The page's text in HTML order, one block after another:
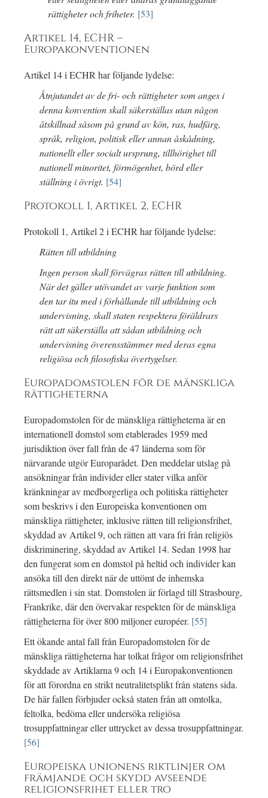
rättigheter och friheter. [53]
Artikel 14, ECHR –
Europakonventionen
Artikel 14 i ECHR har följande lydelse:
Åtnjutandet av de fri- och rättigheter som anges i
denna konvention skall säkerställas utan någon
åtskillnad såsom på grund av kön, ras, hudfärg,
språk, religion, politisk eller annan åskådning,
nationellt eller socialt ursprung, tillhörighet till
nationell minoritet, förmögenhet, börd eller
ställning i övrigt. [54]
Protokoll 1, Artikel 2, ECHR
Protokoll 1, Artikel 2 i ECHR har följande lydelse:
Rätten till utbildning
Ingen person skall förvägras rätten till utbildning.
När det gäller utövandet av varje funktion som
den tar itu med i förhållande till utbildning och
undervisning, skall staten respektera föräldrars
rätt att säkerställa att sådan utbildning och
undervisning överensstämmer med deras egna
religiösa och filosofiska övertygelser.
Europadomstolen för de mänskliga
rättigheterna
Europadomstolen för de mänskliga rättigheterna är en
internationell domstol som etablerades 1959 med
jurisdiktion över fall från de 47 länderna som för
närvarande utgör Europarådet. Den meddelar utslag på
ansökningar från individer eller stater vilka anför
kränkningar av medborgerliga och politiska rättigheter
som beskrivs i den Europeiska konventionen om
mänskliga rättigheter, inklusive rätten till religionsfrihet,
skyddad av Artikel 9, och rätten att vara fri från religiös
diskriminering, skyddad av Artikel 14. Sedan 1998 har
den fungerat som en domstol på heltid och individer kan
ansöka till den direkt när de uttömt de inhemska
rättsmedlen i sin stat. Domstolen är förlagd till Strasbourg,
Frankrike, där den övervakar respekten för de mänskliga
rättigheterna för över 800 miljoner européer. [55]
Ett ökande antal fall från Europadomstolen för de
mänskliga rättigheterna har tolkat frågor om religionsfrihet
skyddade av Artiklarna 9 och 14 i Europakonventionen
för att förordna en strikt neutralitetsplikt från statens sida.
De här fallen förbjuder också staten från att omtolka,
feltolka, bedöma eller undersöka religiösa
trosuppfattningar eller uttrycket av dessa trosuppfattningar.
[56]
Europeiska unionens riktlinjer om
främjande och skydd avseende
religionsfrihet eller tro